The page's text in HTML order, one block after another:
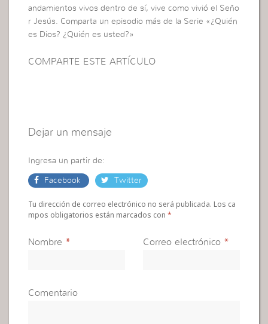
andamientos vivos dentro de sí, vive como vivió el Seño
r Jesús. Comparta un episodio más de la Serie «¿Quién
es Dios? ¿Quién es usted?»
COMPARTE ESTE ARTÍCULO
Dejar un mensaje
Ingresa un partir de:
Facebook Twitter
Tu dirección de correo electrónico no será publicada. Los ca
mpos obligatorios están marcados con*
Nombre * Correo electrónico *
Comentario